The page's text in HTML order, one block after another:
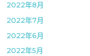
2022年8月
2022年7月
2022年6月
2022年5月